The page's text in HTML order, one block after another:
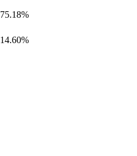
75.18%
14.60%